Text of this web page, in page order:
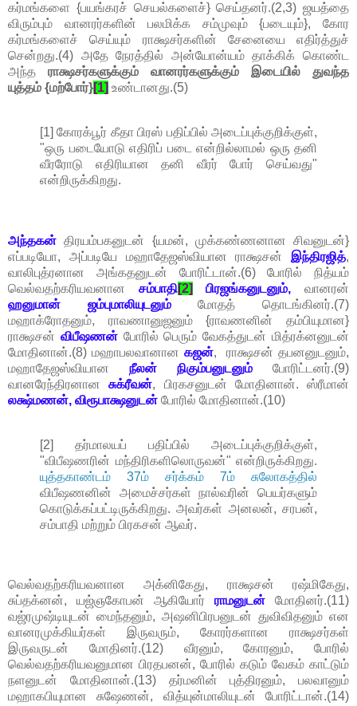
கர்மங்களை {பயங்கரச் செயல்களைச்} செய்தனர்.(2,3) ஜயத்தை
விரும்பும் வானரர்களின் பலமிக்க சம்முவும் {படையும்}, கோர
கர்மங்களைச் செய்யும் ராக்ஷசர்களின் சேனையை எதிர்த்துச்
சென்றது.(4) அதே நேரத்தில் அன்யோன்யம் தாக்கிக் கொண்ட
அந்த ராக்ஷசர்களுக்கும் வானரர்களுக்கும் இடையில் துவந்த
யுத்தம் {மற்போர்}[1] உண்டானது.(5)
[1] கோரக்பூர் கீதா பிரஸ் பதிப்பில் அடைப்புக்குறிக்குள்,
"ஒரு படையோடு எதிரிப் படை என்றில்லாமல் ஒரு தனி
வீரரோடு எதிரியான தனி வீரர் போர் செய்வது"
என்றிருக்கிறது.
அந்தகன் திரயம்பகனுடன் {யமன், முக்கண்ணனான சிவனுடன்}
எப்படியோ, அப்படியே மஹாதேஜஸ்வியான ராக்ஷசன் இந்திரஜித்,
வாலிபுத்ரனான அங்கதனுடன் போரிட்டான்.(6) போரில் நித்யம்
வெல்வதற்கரியவனான சம்பாதி[2] பிரஜங்கனுடனும், வானரன்
ஹனுமான் ஜம்புமாலியுடனும்மோதத் தொடங்கினர்.(7)
மஹாக்ரோதனும், ராவணானுஜனும் {ராவணனின் தம்பியுமான}
ராக்ஷசன் விபீஷணன்போரில் பெரும் வேகத்துடன் மித்ரக்னனுடன்
மோதினான்.(8) மஹாபலவானான கஜன், ராக்ஷசன் தபனனுடனும்,
மஹாதேஜஸ்வியான நீலன் நிகும்பனுடனும் போரிட்டனர்.(9)
வானரேந்திரனானசுக்ரீவன், பிரகசனுடன் மோதினான். ஸ்ரீமான்
லக்ஷ்மணன், விரூபாக்ஷனுடன் போரில் மோதினான்.(10)
[2] தர்மாலயப் பதிப்பில் அடைப்புக்குறிக்குள்,
"விபீஷணரின் மந்திரிகளிலொருவன்" என்றிருக்கிறது.
யுத்தகாண்டம் 37ம் சர்க்கம் 7ம் சுலோகத்தில்
விபீஷணனின் அமைச்சர்கள் நால்வரின் பெயர்களும்
கொடுக்கப்பட்டிருக்கிறது. அவர்கள் அனலன், சரபன்,
சம்பாதி மற்றும் பிரகசன் ஆவர்.
வெல்வதற்கரியவனான அக்னிகேது, ராக்ஷசன் ரஷ்மிகேது,
சுப்தக்னன், யஜ்ஞகோபன் ஆகியோர் ராமனுடன் மோதினர்.(11)
வஜ்ரமுஷ்டியுடன் மைந்தனும், அஷனிபிரபனுடன் துவிவிதனும் என
வானரமுக்கியர்கள் இருவரும், கோரர்களான ராக்ஷசர்கள்
இருவருடன் மோதினர்.(12) வீரனும், கோரனும், போரில்
வெல்வதற்கரியவனுமான பிரதபனன், போரில் கடும் வேகம் காட்டும்
நளனுடன் மோதினான்.(13) தர்மனின் புத்திரனும், பலவானும்
மஹாகபியுமான சுஷேணன், வித்யுன்மாலியுடன் போரிட்டான்.(14)